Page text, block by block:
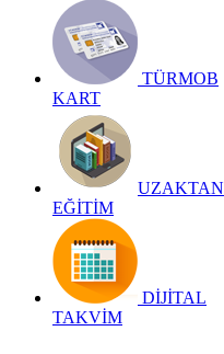
TÜRMOB
KART
UZAKTAN
EĞİTİM
DİJİTAL
TAKVİM